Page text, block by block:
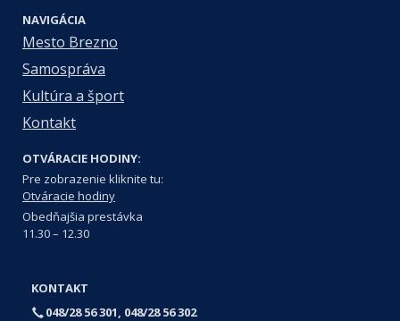
NAVIGÁCIA
Mesto Brezno
Samospráva
Kultúra a šport
Kontakt
OTVÁRACIE HODINY:
Pre zobrazenie kliknite tu:
Otváracie hodiny
Obedňajšia prestávka
11.30 – 12.30
KONTAKT
048/28 56 301, 048/28 56 302